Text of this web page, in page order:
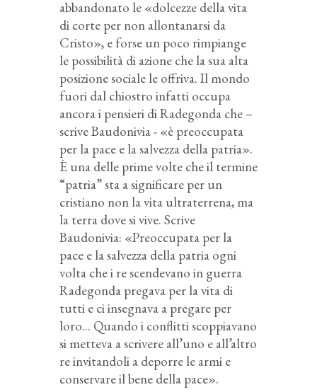
abbandonato le «dolcezze della vita
di corte per non allontanarsi da
Cristo», e forse un poco rimpiange
le possibilità di azione che la sua alta
posizione sociale le offriva. Il mondo
fuori dal chiostro infatti occupa
ancora i pensieri di Radegonda che –
scrive Baudonivia - «è preoccupata
per la pace e la salvezza della patria».
È una delle prime volte che il termine
“patria” sta a significare per un
cristiano non la vita ultraterrena, ma
la terra dove si vive. Scrive
Baudonivia: «Preoccupata per la
pace e la salvezza della patria ogni
volta che i re scendevano in guerra
Radegonda pregava per la vita di
tutti e ci insegnava a pregare per
loro... Quando i conflitti scoppiavano
si metteva a scrivere all’uno e all’altro
re invitandoli a deporre le armi e
conservare il bene della pace».